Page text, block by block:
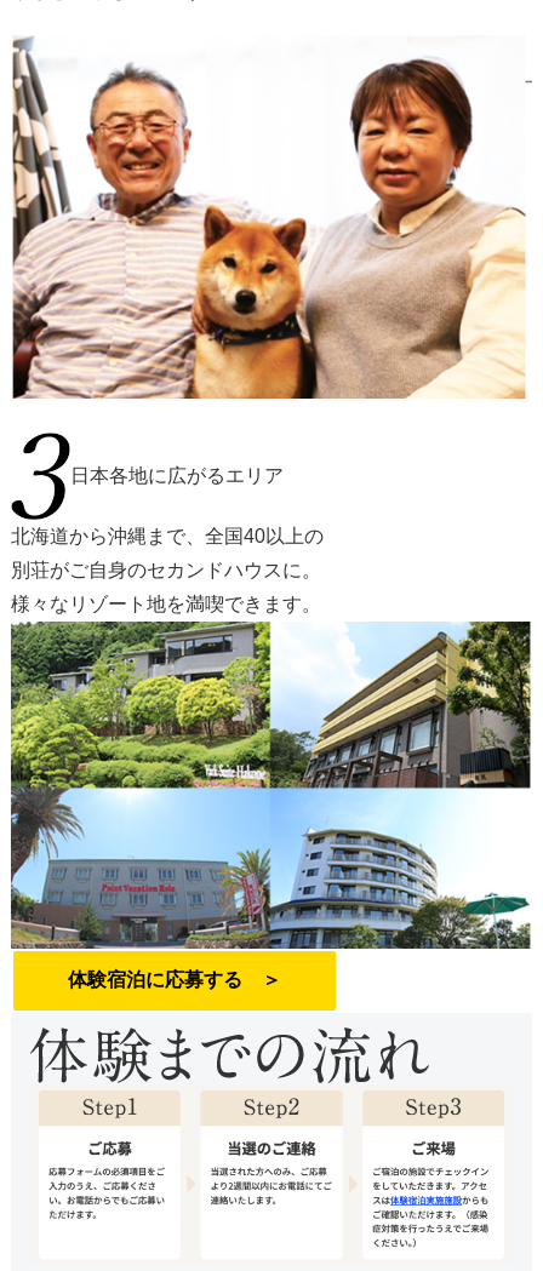
日本各地に広がるエリア
北海道から沖縄まで、全国40以上の
別荘がご自身のセカンドハウスに。
様々なリゾート地を満喫できます。
体験宿泊に応募する ＞